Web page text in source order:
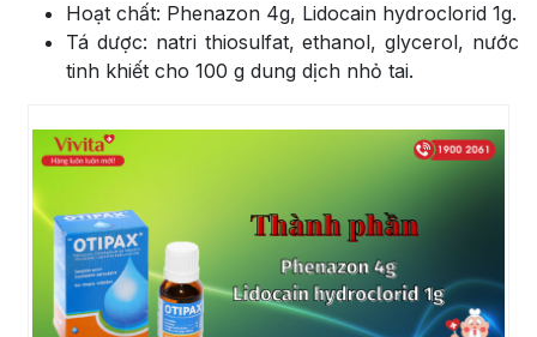
Hoạt chất: Phenazon 4g, Lidocain hydroclorid 1g.
Tá dược: natri thiosulfat, ethanol, glycerol, nước
tinh khiết cho 100 g dung dịch nhỏ tai.